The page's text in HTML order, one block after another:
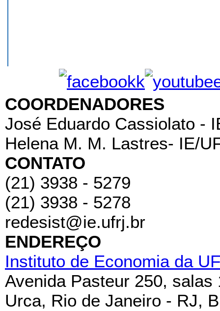
COORDENADORES
José Eduardo Cassiolato -
Helena M. M. Lastres- IE/
CONTATO
(21) 3938 - 5279
(21) 3938 - 5278
redesist@ie.ufrj.br
ENDEREÇO
Instituto de Economia da
Avenida Pasteur 250, salas
Urca, Rio de Janeiro - RJ,